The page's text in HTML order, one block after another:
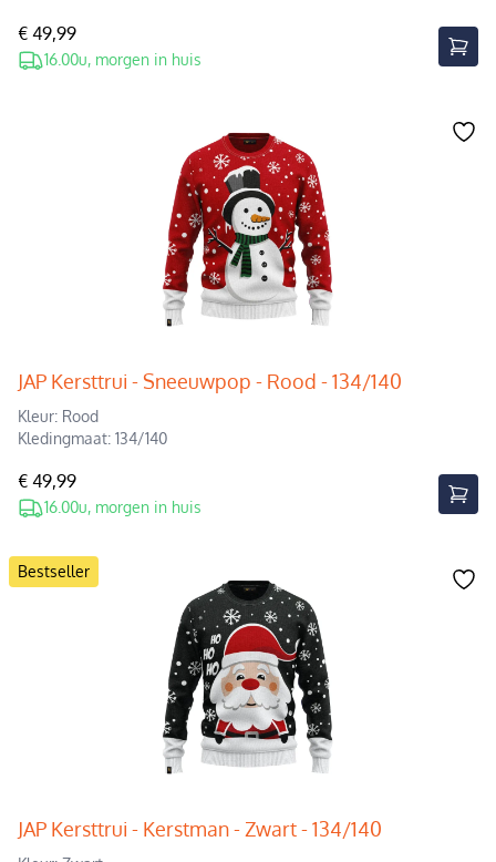
€ 49,99
16.00u, morgen in huis
JAP Kersttrui - Sneeuwpop - Rood - 134/140
Kleur: Rood
Kledingmaat: 134/140
€ 49,99
16.00u, morgen in huis
Bestseller
JAP Kersttrui - Kerstman - Zwart - 134/140